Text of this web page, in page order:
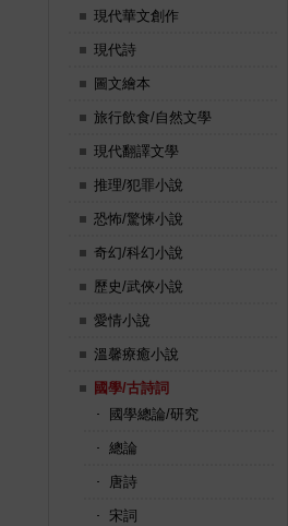
現代華文創作
現代詩
圖文繪本
旅行飲食/自然文學
現代翻譯文學
推理/犯罪小說
恐怖/驚悚小說
奇幻/科幻小說
歷史/武俠小說
愛情小說
溫馨療癒小說
國學/古詩詞
國學總論/研究
總論
唐詩
宋詞